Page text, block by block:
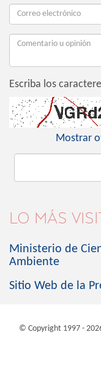
Escriba los
Mostrar
LO MÁS
Ministerio de
Ambiente
Sitio Web de la
© Copyright 1997 -